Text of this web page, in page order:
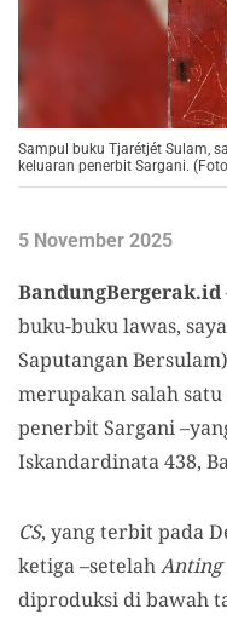
Sampul buku Tjarétjét Sulam,
keluaran penerbit Sargani.
5 November 2025
BandungBergerak.id
buku-buku lawas,
Saputangan
merupakan salah
penerbit Sargani
Iskandardinata 438,
CS, yang terbit pada
ketiga –setelah
diproduksi di bawah